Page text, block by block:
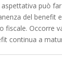
può
del benefit
fiscale. Occorre
continua a